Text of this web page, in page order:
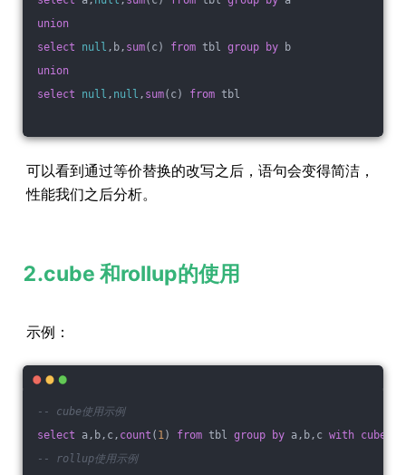
union
select
null ,b, sum(c) from tbl group by b
union
select
null , null , sum(c) from tbl
可以看到通过等价替换的改写之后，语句会变得简洁，
性能我们之后分析。
2.cube 和rollup的使用
示例：
-- cube使用示例
select a,b,c, count ( 1) from tbl group by a,b,c with cube
-- rollup使用示例